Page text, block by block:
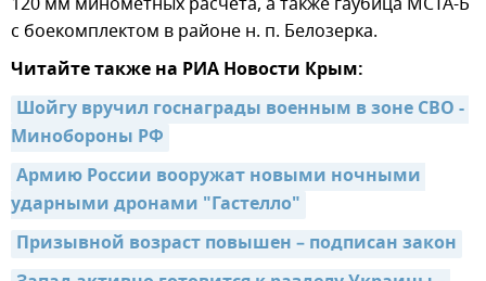
с боекомплектом в районе н. п. Белозерка.
Читайте также на РИА Новости Крым:
Шойгу вручил госнаграды военным в зоне СВО -
Минобороны РФ
Армию России вооружат новыми ночными
ударными дронами "Гастелло"
Призывной возраст повышен – подписан закон